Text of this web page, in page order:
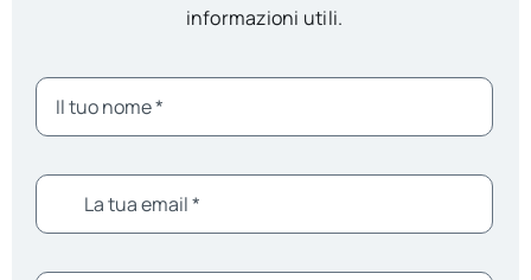
informazioni utili.